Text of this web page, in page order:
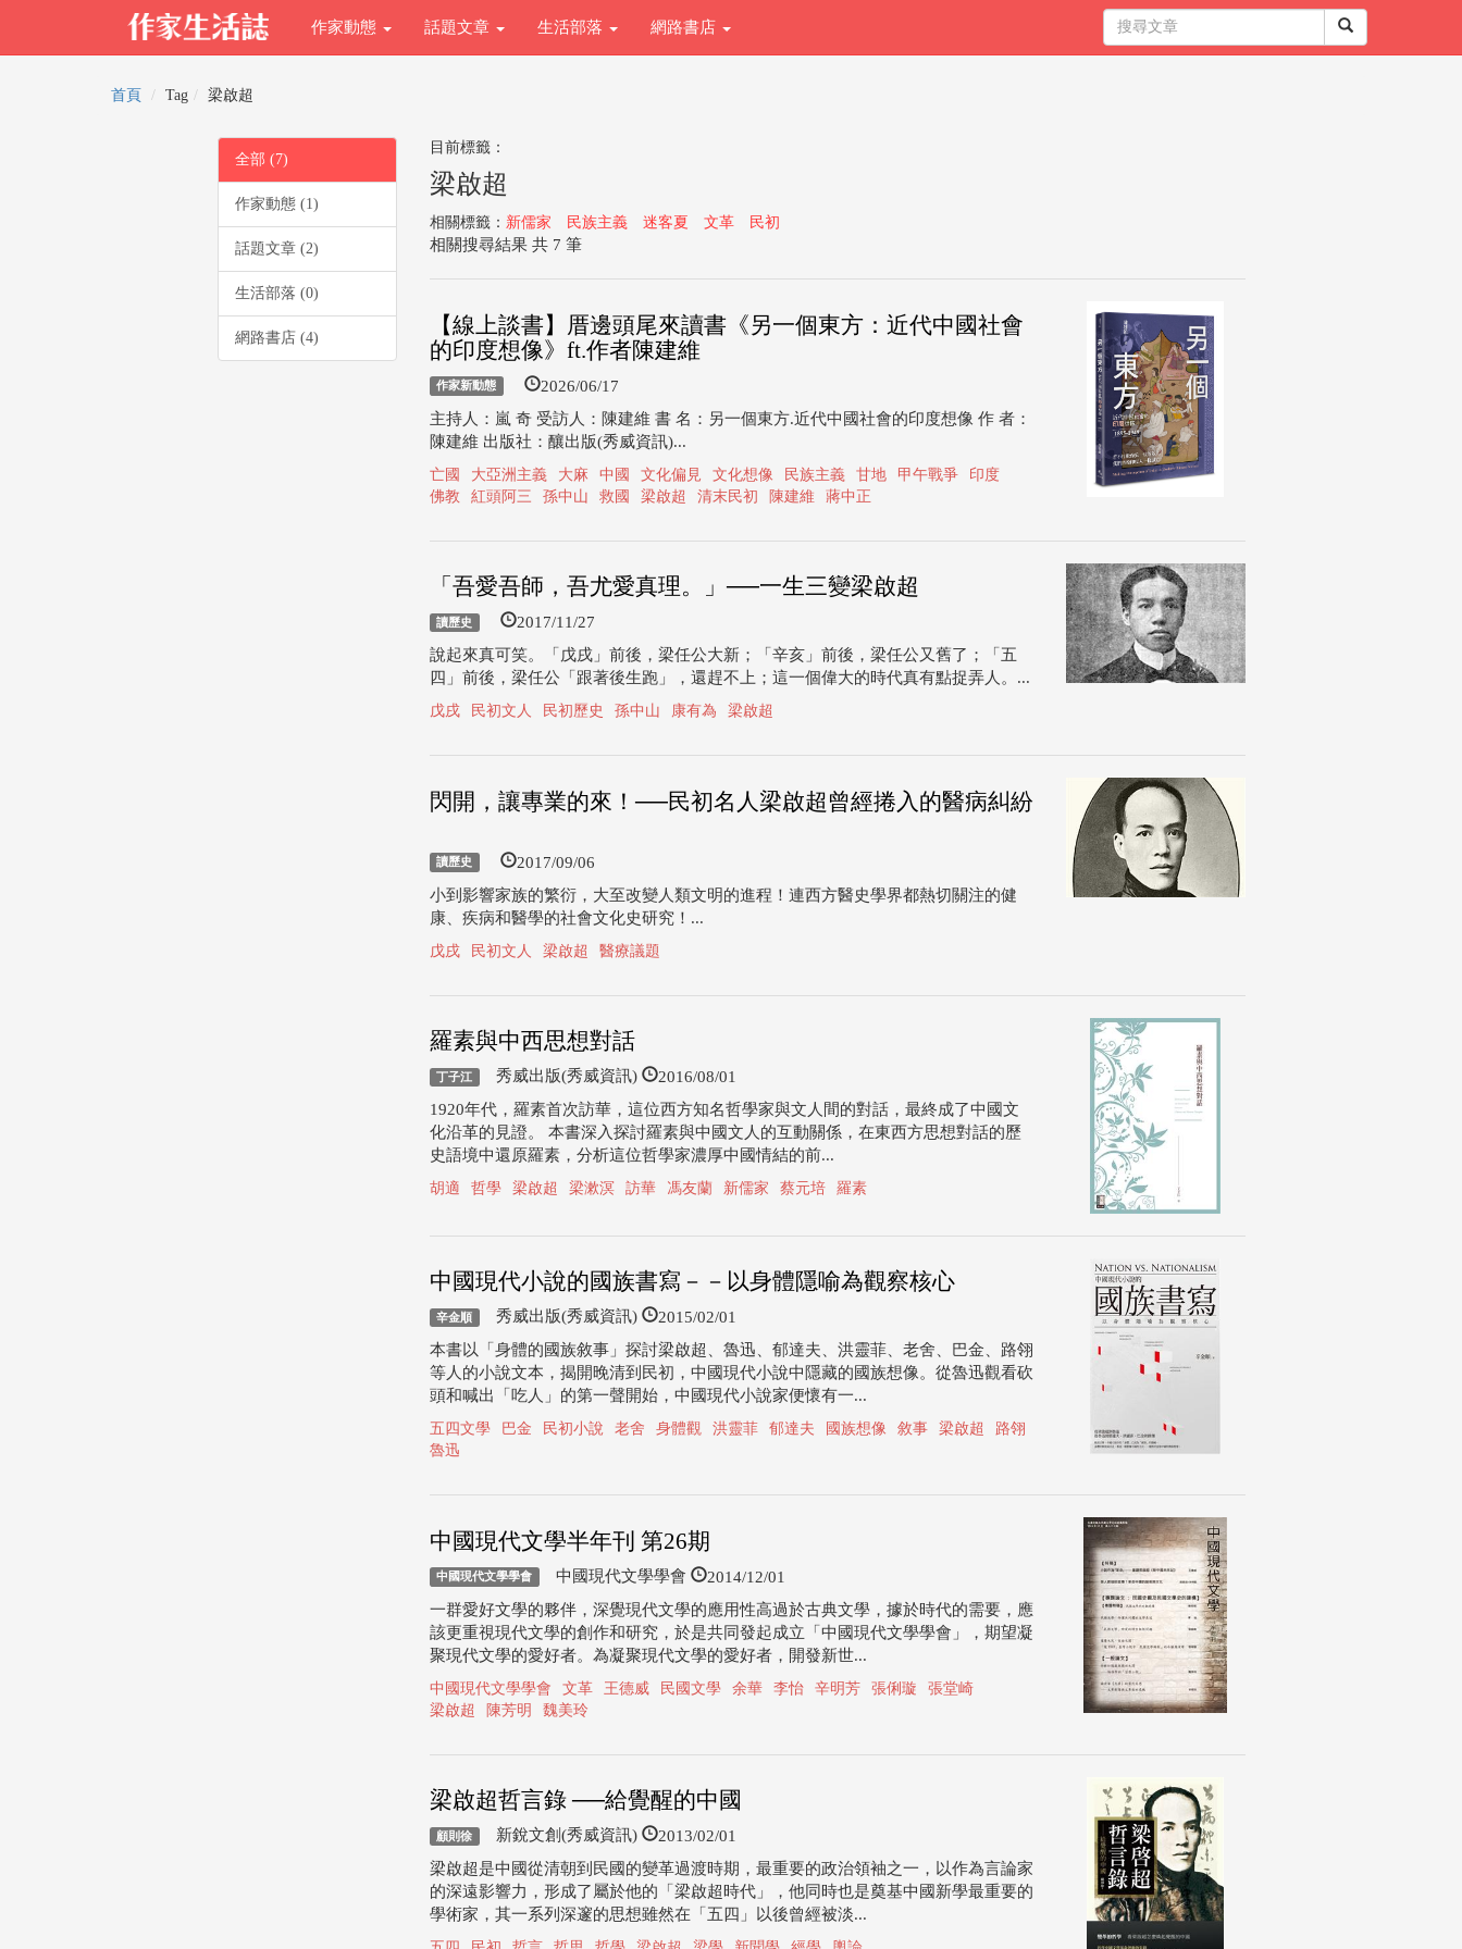
作家動態 話題文章 生活部落 網路書店
首頁 Tag 梁啟超
全部 (7)
作家動態 (1)
話題文章 (2)
生活部落 (0)
網路書店 (4)
目前標籤：
梁啟超
相關標籤： 新儒家 民族主義 迷客夏 文革 民初
相關搜尋結果 共 7 筆
【線上談書】厝邊頭尾來讀書《另一個東方：近代中國社會
的印度想像》ft.作者陳建維
作家新動態 2026/06/17
主持人：嵐 奇 受訪人：陳建維 書 名：另一個東方.近代中國社會的印度想像 作 者：
陳建維 出版社：釀出版(秀威資訊)...
亡國 大亞洲主義 大麻 中國 文化偏見 文化想像 民族主義 甘地 甲午戰爭
印度
佛教
紅頭阿三 孫中山 救國 梁啟超 清末民初 陳建維 蔣中正
「吾愛吾師，吾尤愛真理。」──一生三變梁啟超
讀歷史 2017/11/27
說起來真可笑。「戊戌」前後，梁任公大新；「辛亥」前後，梁任公又舊了；「五
四」前後，梁任公「跟著後生跑」，還趕不上；這一個偉大的時代真有點捉弄人。...
戊戌 民初文人 民初歷史 孫中山 康有為 梁啟超
閃開，讓專業的來！──民初名人梁啟超曾經捲入的醫病糾紛
讀歷史 2017/09/06
小到影響家族的繁衍，大至改變人類文明的進程！連西方醫史學界都熱切關注的健
康、疾病和醫學的社會文化史研究！...
戊戌 民初文人 梁啟超 醫療議題
羅素與中西思想對話
丁子江 秀威出版(秀威資訊) 2016/08/01
1920年代，羅素首次訪華，這位西方知名哲學家與文人間的對話，最終成了中國文
化沿革的見證。 本書深入探討羅素與中國文人的互動關係，在東西方思想對話的歷
史語境中還原羅素，分析這位哲學家濃厚中國情結的前...
胡適 哲學 梁啟超 梁漱溟 訪華 馮友蘭 新儒家 蔡元培 羅素
中國現代小說的國族書寫－－以身體隱喻為觀察核心
辛金順 秀威出版(秀威資訊) 2015/02/01
本書以「身體的國族敘事」探討梁啟超、魯迅、郁達夫、洪靈菲、老舍、巴金、路翎
等人的小說文本，揭開晚清到民初，中國現代小說中隱藏的國族想像。從魯迅觀看砍
頭和喊出「吃人」的第一聲開始，中國現代小說家便懷有一...
五四文學 巴金 民初小說 老舍 身體觀 洪靈菲 郁達夫 國族想像 敘事 梁啟超
路翎
魯迅
中國現代文學半年刊 第26期
中國現代文學學會 中國現代文學學會 2014/12/01
一群愛好文學的夥伴，深覺現代文學的應用性高過於古典文學，據於時代的需要，應
該更重視現代文學的創作和研究，於是共同發起成立「中國現代文學學會」，期望凝
聚現代文學的愛好者。為凝聚現代文學的愛好者，開發新世...
中國現代文學學會 文革 王德威 民國文學 余華 李怡 辛明芳 張俐璇
張堂崎
梁啟超
陳芳明 魏美玲
梁啟超哲言錄 ──給覺醒的中國
顧則徐 新銳文創(秀威資訊) 2013/02/01
梁啟超是中國從清朝到民國的變革過渡時期，最重要的政治領袖之一，以作為言論家
的深遠影響力，形成了屬於他的「梁啟超時代」，他同時也是奠基中國新學最重要的
學術家，其一系列深邃的思想雖然在「五四」以後曾經被淡...